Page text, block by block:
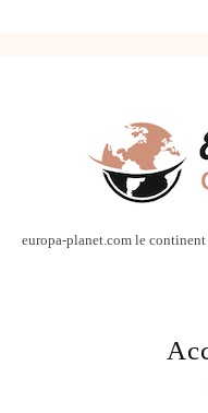
europa-planet.com le continent